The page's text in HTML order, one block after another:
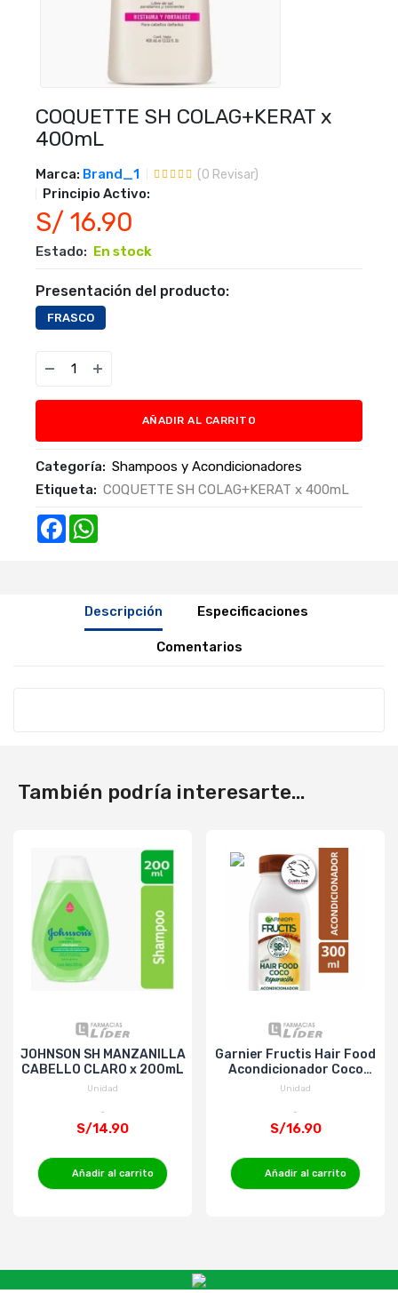
COQUETTE SH COLAG+KERAT x
400mL
Marca: Brand_1 (0 Revisar)
Principio Activo:
S/ 16.90
Estado: En stock
Presentación del producto:
FRASCO
AÑADIR AL CARRITO
Categoría: Shampoos y Acondicionadores
Etiqueta: COQUETTE SH COLAG+KERAT x 400mL
Facebook
Descripción Especificaciones
Comentarios
También podría interesarte...
JOHNSON SH MANZANILLA
CABELLO CLARO x 200mL
Unidad
S/14.90
Añadir al carrito
Garnier Fructis Hair Food
Acondicionador Coco
300ml
Unidad
S/16.90
Añadir al carrito